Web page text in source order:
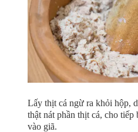
Lấy thịt cá ngừ ra khỏi hộp,
thật nát phần thịt cá, cho tiếp
vào giã.